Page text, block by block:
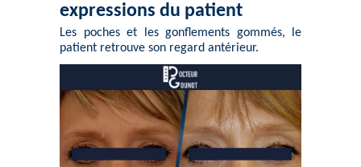
expressions du patient
Les poches et les gonflements gommés, le
patient retrouve son regard antérieur.